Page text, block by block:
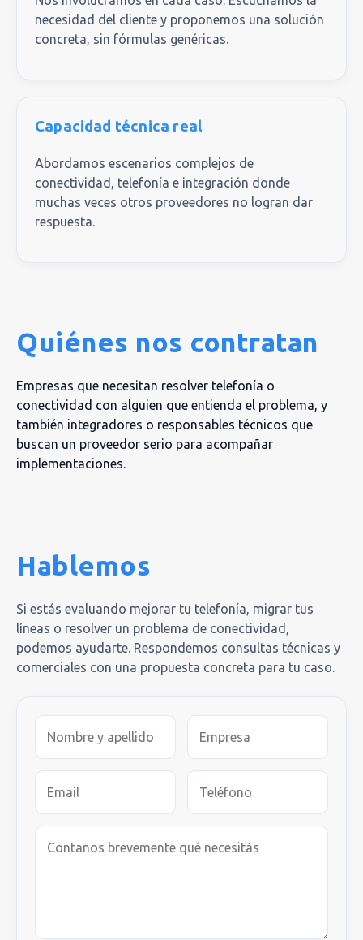
necesidad del cliente y proponemos una solución
concreta, sin fórmulas genéricas.
Capacidad técnica real
Abordamos escenarios complejos de
conectividad, telefonía e integración donde
muchas veces otros proveedores no logran dar
respuesta.
Quiénes nos contratan
Empresas que necesitan resolver telefonía o
conectividad con alguien que entienda el problema, y
también integradores o responsables técnicos que
buscan un proveedor serio para acompañar
implementaciones.
Hablemos
Si estás evaluando mejorar tu telefonía, migrar tus
líneas o resolver un problema de conectividad,
podemos ayudarte. Respondemos consultas técnicas y
comerciales con una propuesta concreta para tu caso.